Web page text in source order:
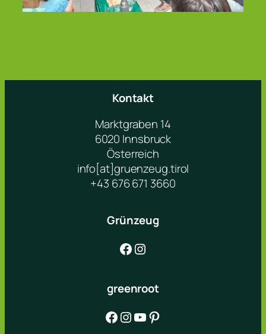
Kontakt
Marktgraben 14
6020 Innsbruck
Österreich
info[at]gruenzeug.tirol
+43 676 671 3660
Grünzeug
Facebook Instagram
greenroot
Facebook Instagram YouTube Pinterest